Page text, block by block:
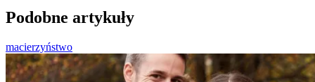
Podobne artykuły
macierzyństwo